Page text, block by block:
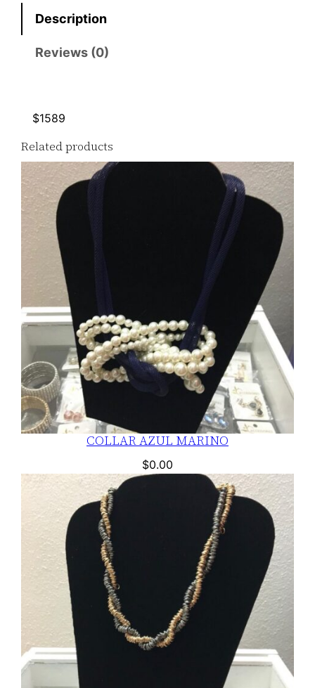
Description
Reviews (0)
$1589
Related products
COLLAR AZUL MARINO
$0.00